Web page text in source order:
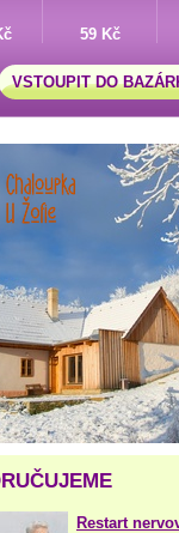
59 Kč
VSTOUPIT DO
Restart